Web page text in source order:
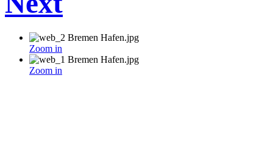
Zoom in
Zoom in